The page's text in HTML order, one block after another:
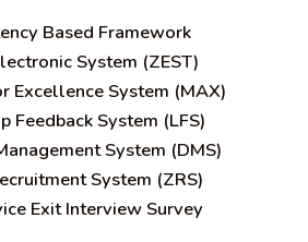
Based Framework
System (ZEST)
Excellence System (MAX)
Feedback System (LFS)
System (DMS)
System (ZRS)
Exit Interview Survey